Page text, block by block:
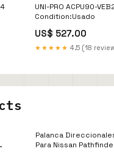
UNI-PRO ACPU90-
Condition:Usado
US$ 527.00
★★★★★ 4.5 (18
Palanca
Para Nissan